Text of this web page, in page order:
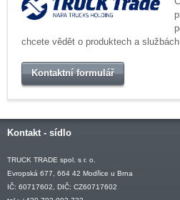
chcete vědět o produktech a
Kontaktní formulář
Kontakt - sídlo
TRUCK TRADE spol. s r. o.
Evropská 677, 664 42 Modřice u Brna
IČ: 60717602, DIČ: CZ60717602